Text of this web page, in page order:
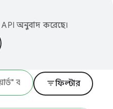
অনুবাদ করেছে।
filter_listফিল্টার